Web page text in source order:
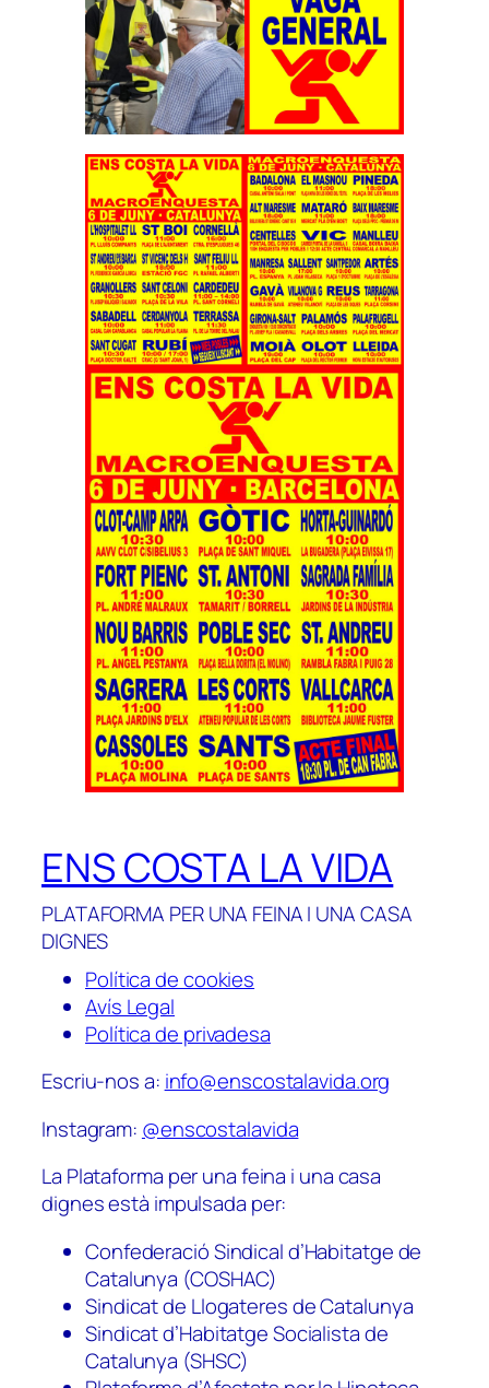
ENS COSTA LA VIDA
PLATAFORMA PER UNA FEINA I UNA CASA
DIGNES
Política de cookies
Avís Legal
Política de privadesa
Escriu-nos a: info@enscostalavida.org
Instagram: @enscostalavida
La Plataforma per una feina i una casa
dignes està impulsada per:
Confederació Sindical d’Habitatge de
Catalunya (COSHAC)
Sindicat de Llogateres de Catalunya
Sindicat d’Habitatge Socialista de
Catalunya (SHSC)